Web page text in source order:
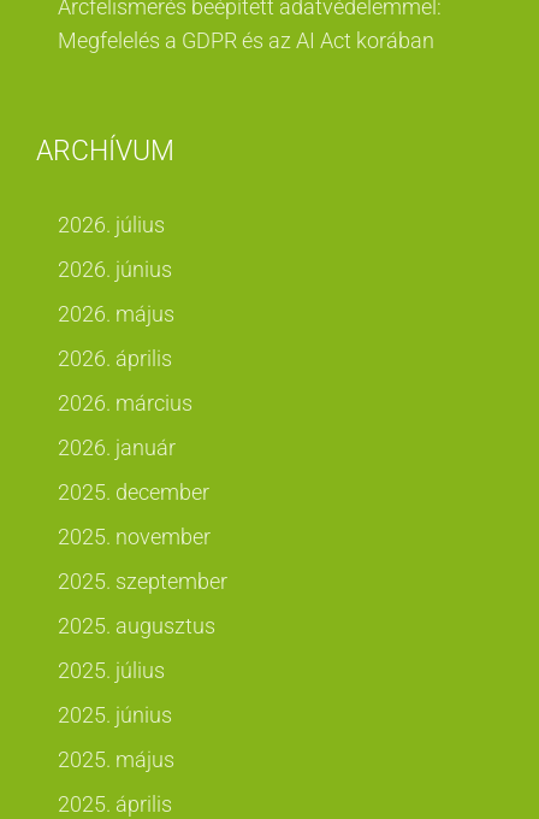
Arcfelismerés beépített adatvédelemmel:
Megfelelés a GDPR és az AI Act korában
ARCHÍVUM
2026. július
2026. június
2026. május
2026. április
2026. március
2026. január
2025. december
2025. november
2025. szeptember
2025. augusztus
2025. július
2025. június
2025. május
2025. április